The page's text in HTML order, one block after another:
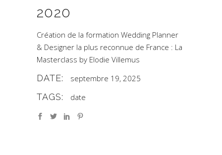
2020
Création de la formation Wedding Planner
& Designer la plus reconnue de France : La
Masterclass by Elodie Villemus
DATE: septembre 19, 2025
TAGS: date